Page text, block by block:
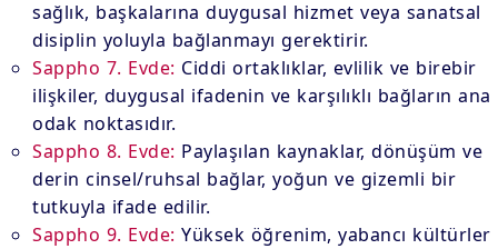
sağlık, başkalarına duygusal hizmet veya sanatsal
disiplin yoluyla bağlanmayı gerektirir.
Sappho 7. Evde: Ciddi ortaklıklar, evlilik ve birebir
ilişkiler, duygusal ifadenin ve karşılıklı bağların ana
odak noktasıdır.
Sappho 8. Evde: Paylaşılan kaynaklar, dönüşüm ve
derin cinsel/ruhsal bağlar, yoğun ve gizemli bir
tutkuyla ifade edilir.
Sappho 9. Evde: Yüksek öğrenim, yabancı kültürler